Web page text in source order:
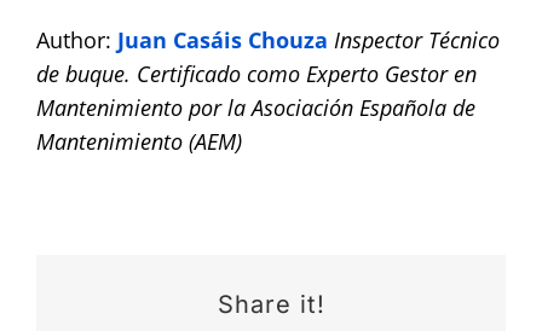
Author: Juan Casáis Chouza Inspector Técnico
de buque. Certificado como Experto Gestor en
Mantenimiento por la Asociación Española de
Mantenimiento (AEM)
Share it!